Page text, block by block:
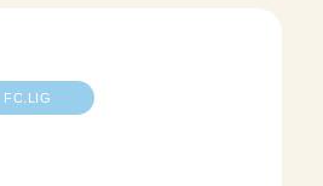
FC.LIG